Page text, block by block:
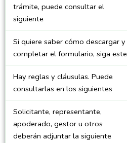
trámite, puede consultar el
siguiente
Si quiere saber cómo descargar y
completar el formulario, siga este
Hay reglas y cláusulas. Puede
consultarlas en los siguientes
Solicitante, representante,
apoderado, gestor u otros
deberán adjuntar la siguiente